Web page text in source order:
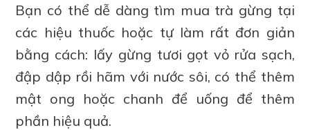
Bạn có thể dễ dàng tìm mua trà gừng tại
các hiệu thuốc hoặc tự làm rất đơn giản
bằng cách: lấy gừng tươi gọt vỏ rửa sạch,
đập dập rồi hãm với nước sôi, có thể thêm
mật ong hoặc chanh để uống để thêm
phần hiệu quả.